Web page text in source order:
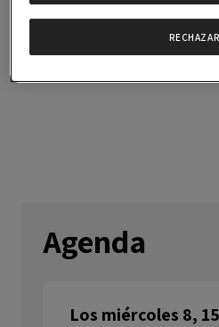
Agenda
Los miércoles 8,
RECHAZAR